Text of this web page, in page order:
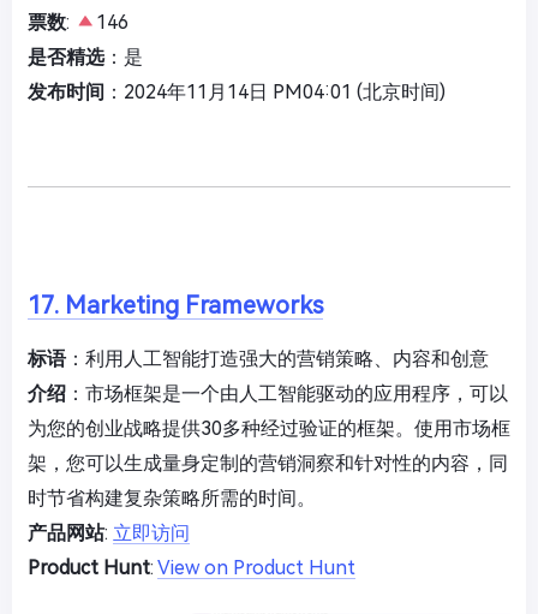
票数:
146
是否精选：是
发布时间 ：2024年11月14日 PM04:01 (北京时间)
17. Marketing Frameworks
标语：利用人工智能打造强大的营销策略、内容和创意
介绍 ：市场框架是一个由人工智能驱动的应用程序，可以
为您的创业战略提供30多种经过验证的框架。使用市场框
架，您可以生成量身定制的营销洞察和针对性的内容，同
时节省构建复杂策略所需的时间。
产品网站: 立即访问
Product Hunt: View on Product Hunt